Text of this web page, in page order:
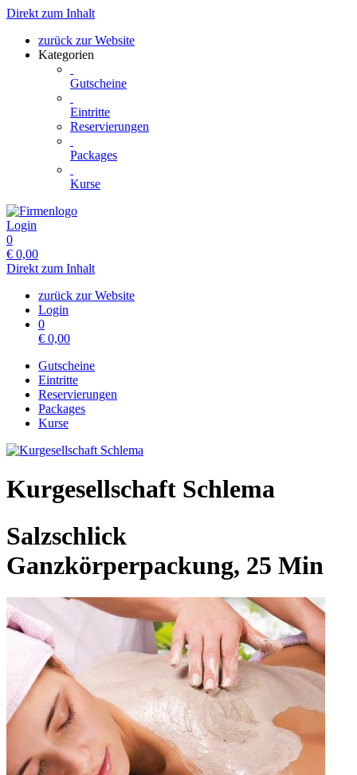
Direkt zum Inhalt
zurück zur Website
Kategorien
Gutscheine
Eintritte
Reservierungen
Packages
Kurse
Login
0
€ 0,00
Direkt zum Inhalt
zurück zur Website
Login
0
€ 0,00
Gutscheine
Eintritte
Reservierungen
Packages
Kurse
Kurgesellschaft Schlema
Salzschlick
Ganzkörperpackung, 25 Min